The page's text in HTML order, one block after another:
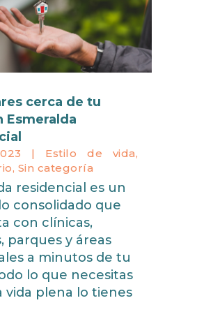
cerca de tu
Esmeralda
| Estilo de vida,
, Sin categoría
residencial es un
consolidado que
con clínicas,
parques y áreas
a minutos de tu
lo que necesitas
vida plena lo tienes